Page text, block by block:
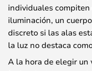
individuales
iluminación, un
discreto si las alas
la luz no destaca
A la hora de elegir